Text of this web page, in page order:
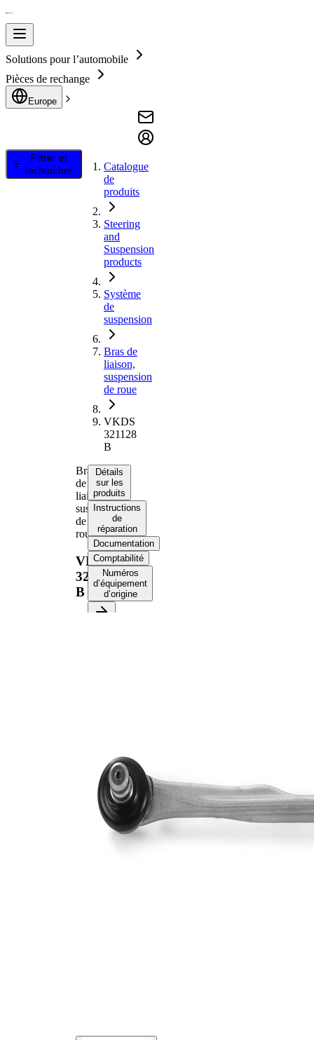
Solutions pour l’automobile
Pièces de rechange
Europe
Filtrer et
rechercher
Catalogue
de
produits
Steering
and
Suspension
products
Système
de
suspension
Bras de
liaison,
suspension
de roue
VKDS
321128
B
Bras
de
liaison,
suspension
de
roue
VKDS
321128
B
Détails
sur les
produits
Instructions
de
réparation
Documentation
Comptabilité
Numéros
d’équipement
d’origine
Article
complémentaire /
Info complémentaire
suspension
Numéro d'article en
paire
VKDS
321127 B